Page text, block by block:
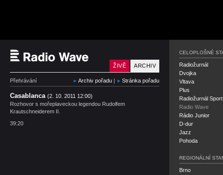
Český rozhlas Radio
ARCHIV
ŽIVĚ
Přehrávání Archiv pořadu | Stránka pořadu
Casablanca (2. 10. 2011 12:00)
Rozhovor s mořeplaveckou legendou Rudolfem
Krautschneiderem II.
39:20
CELOPLOŠNÉ
Radiožurnál
Dvojka
Vltava
Plus
Radiožurnál Sport
Radio Wave
Rádio Junior
D-dur
Jazz
Pohoda
REGIONÁLNÍ
Brno